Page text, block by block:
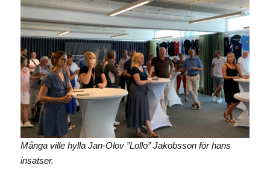
Många ville hylla Jan-Olov ”Lollo” Jakobsson för hans
insatser.